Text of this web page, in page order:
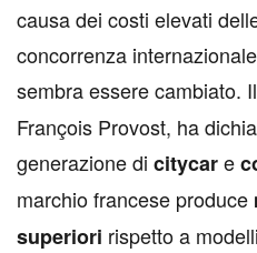
causa dei costi elevati
concorrenza
sembra essere cambiato.
François Provost, ha
generazione di citycare
marchio francese produce
superiori rispetto a